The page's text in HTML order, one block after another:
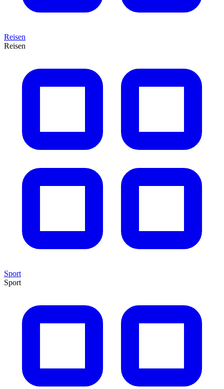
Reisen
Reisen
Sport
Sport